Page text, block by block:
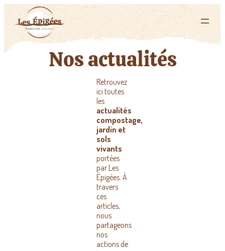
Nos actualités
Retrouvez
ici toutes
les
actualités
compostage,
jardin et
sols
vivants
portées
par Les
Épigées. À
travers
ces
articles,
nous
partageons
nos
actions de